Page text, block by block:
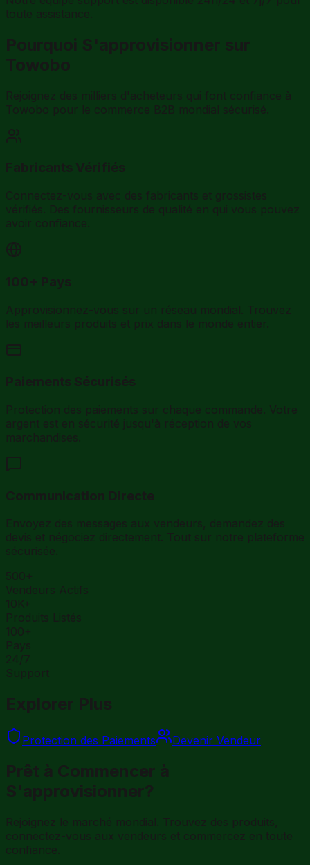
toute assistance.
Pourquoi S'approvisionner sur
Towobo
Rejoignez des milliers d'acheteurs qui font confiance à
Towobo pour le commerce B2B mondial sécurisé.
Fabricants Vérifiés
Connectez-vous avec des fabricants et grossistes
vérifiés. Des fournisseurs de qualité en qui vous pouvez
avoir confiance.
100+ Pays
Approvisionnez-vous sur un réseau mondial. Trouvez
les meilleurs produits et prix dans le monde entier.
Paiements Sécurisés
Protection des paiements sur chaque commande. Votre
argent est en sécurité jusqu'à réception de vos
marchandises.
Communication Directe
Envoyez des messages aux vendeurs, demandez des
devis et négociez directement. Tout sur notre plateforme
sécurisée.
500+
Vendeurs Actifs
10K+
Produits Listés
100+
Pays
24/7
Support
Explorer Plus
Protection des Paiements Devenir Vendeur
Prêt à Commencer à
S'approvisionner?
Rejoignez le marché mondial. Trouvez des produits,
connectez-vous aux vendeurs et commercez en toute
confiance.